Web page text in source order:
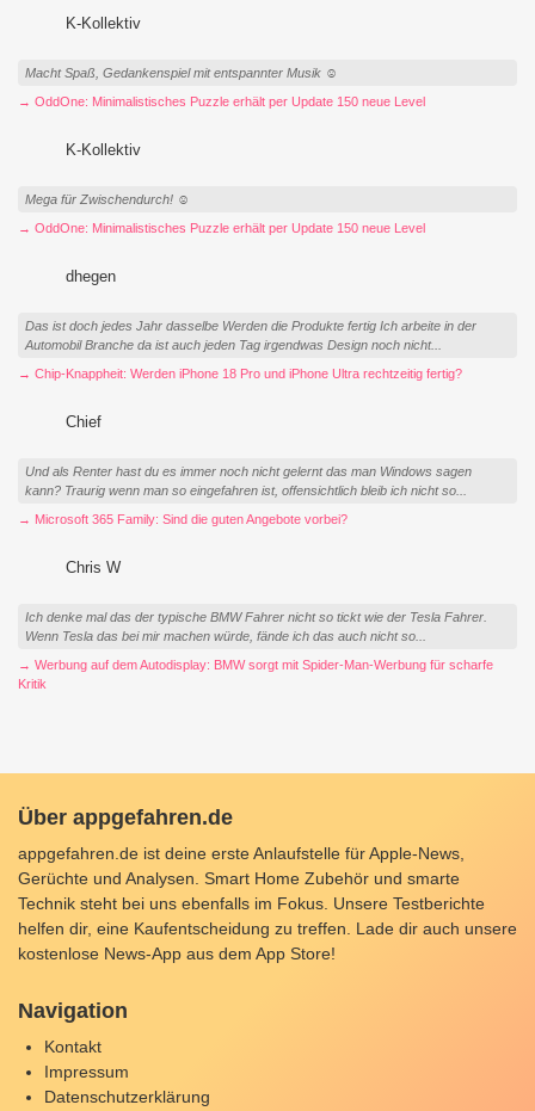
K-Kollektiv
Macht Spaß, Gedankenspiel mit entspannter Musik ☺️
→ OddOne: Minimalistisches Puzzle erhält per Update 150 neue Level
K-Kollektiv
Mega für Zwischendurch! ☺️
→ OddOne: Minimalistisches Puzzle erhält per Update 150 neue Level
dhegen
Das ist doch jedes Jahr dasselbe Werden die Produkte fertig Ich arbeite in der
Automobil Branche da ist auch jeden Tag irgendwas Design noch nicht...
→ Chip-Knappheit: Werden iPhone 18 Pro und iPhone Ultra rechtzeitig fertig?
Chief
Und als Renter hast du es immer noch nicht gelernt das man Windows sagen
kann? Traurig wenn man so eingefahren ist, offensichtlich bleib ich nicht so...
→ Microsoft 365 Family: Sind die guten Angebote vorbei?
Chris W
Ich denke mal das der typische BMW Fahrer nicht so tickt wie der Tesla Fahrer.
Wenn Tesla das bei mir machen würde, fände ich das auch nicht so...
→ Werbung auf dem Autodisplay: BMW sorgt mit Spider-Man-Werbung für scharfe
Kritik
Über appgefahren.de
appgefahren.de ist deine erste Anlaufstelle für Apple-News,
Gerüchte und Analysen. Smart Home Zubehör und smarte
Technik steht bei uns ebenfalls im Fokus. Unsere Testberichte
helfen dir, eine Kaufentscheidung zu treffen. Lade dir auch unsere
kostenlose News-App aus dem App Store!
Navigation
Kontakt
Impressum
Datenschutzerklärung